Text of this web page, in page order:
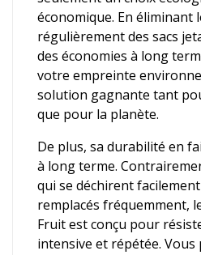
économique. En éliminant
régulièrement des sacs
des économies à long
votre empreinte
solution gagnante tant
que pour la planète.
De plus, sa durabilité en
à long terme.
qui se déchirent
remplacés fréquemment,
Fruit est conçu pour
intensive et répétée.